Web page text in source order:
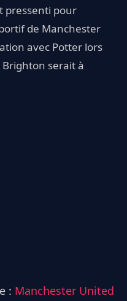
pressenti pour
de Manchester
avec Potter lors
serait à
: Manchester United